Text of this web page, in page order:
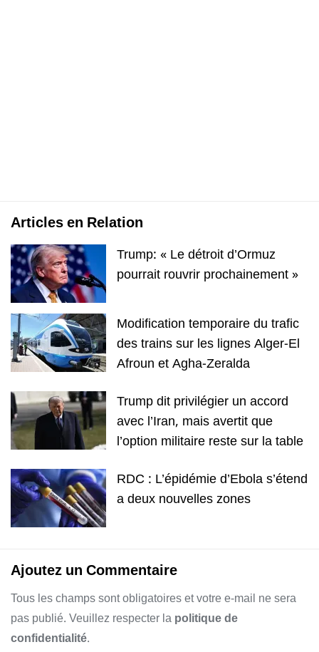
Articles en Relation
Trump: « Le détroit d’Ormuz
pourrait rouvrir prochainement »
Modification temporaire du trafic
des trains sur les lignes Alger-El
Afroun et Agha-Zeralda
Trump dit privilégier un accord
avec l’Iran, mais avertit que
l’option militaire reste sur la table
RDC : L’épidémie d’Ebola s’étend
a deux nouvelles zones
Ajoutez un Commentaire
Tous les champs sont obligatoires et votre e-mail ne sera
pas publié. Veuillez respecter lapolitique de
confidentialité.